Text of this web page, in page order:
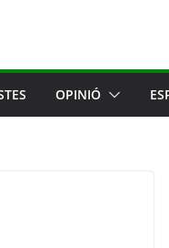
OPINIÓ